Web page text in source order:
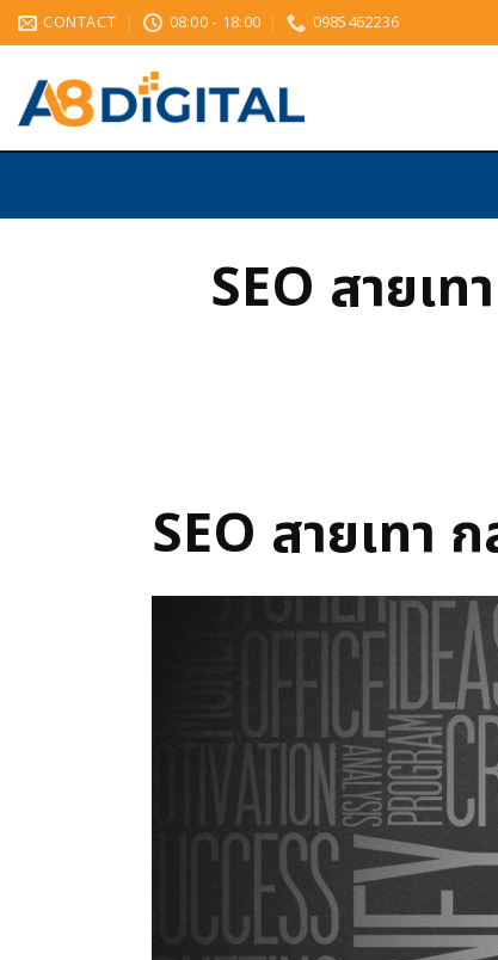
CONTACT 08:00 - 18:00 0985462236
SEO สายเ
SEO สายเทา